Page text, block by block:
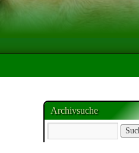
Archivsuche